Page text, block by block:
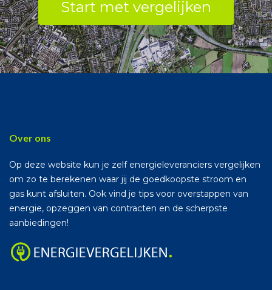
Start met vergelijken
Over ons
Op deze website kun je zelf energieleveranciers vergelijken
om zo te berekenen waar jij de goedkoopste stroom en
gas kunt afsluiten. Ook vind je tips voor overstappen van
energie, opzeggen van contracten en de scherpste
aanbiedingen!